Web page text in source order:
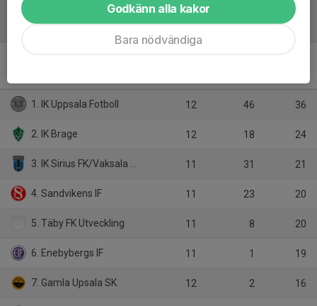
Tabell
1. IK Uppsala Fotboll 12 46 36
2. IK Brage 12 18 24
3. IK Sirius FK/Vaksala SK 11 31 21
4. Sandvikens IF 11 23 20
5. Täby FK Utveckling 11 8 20
6. Enebybergs IF 11 1 19
7. Gamla Upsala SK 12 2 16
Godkänn alla kakor
Bara nödvändiga